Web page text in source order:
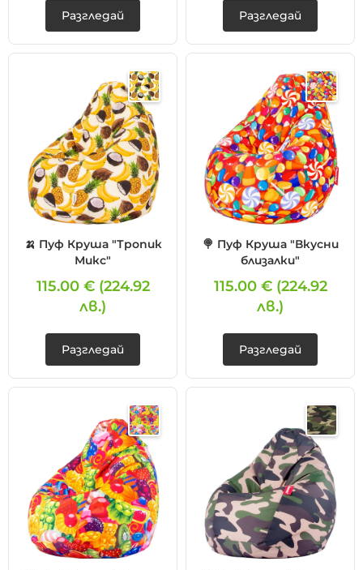
Разгледай Разгледай
🍌 Пуф Круша "Тропик
Микс"
115.00 € (224.92
лв.)
Разгледай
🍭 Пуф Круша "Вкусни
близалки"
115.00 € (224.92
лв.)
Разгледай
❌ Няма да виждаш персонални оферти
❌ Няма да получиш специални отстъпки
❌ Сайтът няма да помни избора ти